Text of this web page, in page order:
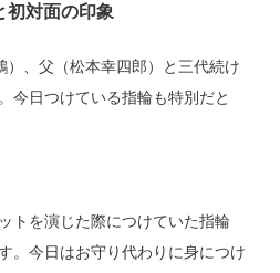
初対面の印象
）、父（松本幸四郎）と三代続け
今日つけている指輪も特別だと
トを演じた際につけていた指輪
。今日はお守り代わりに身につけ